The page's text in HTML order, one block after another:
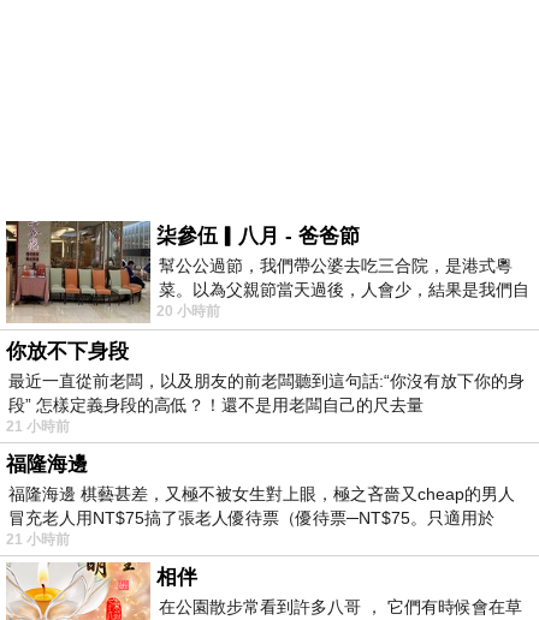
柒參伍▎八月 - 爸爸節
幫公公過節，我們帶公婆去吃三合院，是港式粵
菜。以為父親節當天過後，人會少，結果是我們自
己想多了。人陸續地進，滿滿都是人，個人
20 小時前
你放不下身段
最近一直從前老闆，以及朋友的前老闆聽到這句話:“你沒有放下你的身
段” 怎樣定義身段的高低？！還不是用老闆自己的尺去量
21 小時前
福隆海邊
福隆海邊 棋藝甚差，又極不被女生對上眼，極之吝嗇又cheap的男人
冒充老人用NT$75搞了張老人優待票（優待票─NT$75。只適用於
21 小時前
相伴
在公園散步常看到許多八哥 ， 它們有時候會在草